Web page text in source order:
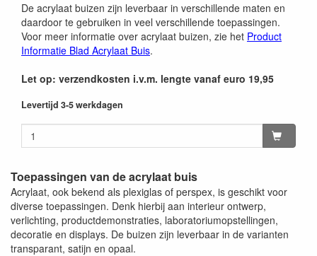
De acrylaat buizen zijn leverbaar in verschillende maten en
daardoor te gebruiken in veel verschillende toepassingen.
Voor meer informatie over acrylaat buizen, zie het Product
Informatie Blad Acrylaat Buis.
Let op: verzendkosten i.v.m. lengte vanaf euro 19,95
Levertijd 3-5 werkdagen
Toepassingen van de acrylaat buis
Acrylaat, ook bekend als plexiglas of perspex, is geschikt voor
diverse toepassingen. Denk hierbij aan interieur ontwerp,
verlichting, productdemonstraties, laboratoriumopstellingen,
decoratie en displays. De buizen zijn leverbaar in de varianten
transparant, satijn en opaal.